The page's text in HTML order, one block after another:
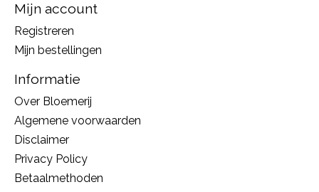
Mijn account
Registreren
Mijn bestellingen
Informatie
Over Bloemerij
Algemene voorwaarden
Disclaimer
Privacy Policy
Betaalmethoden